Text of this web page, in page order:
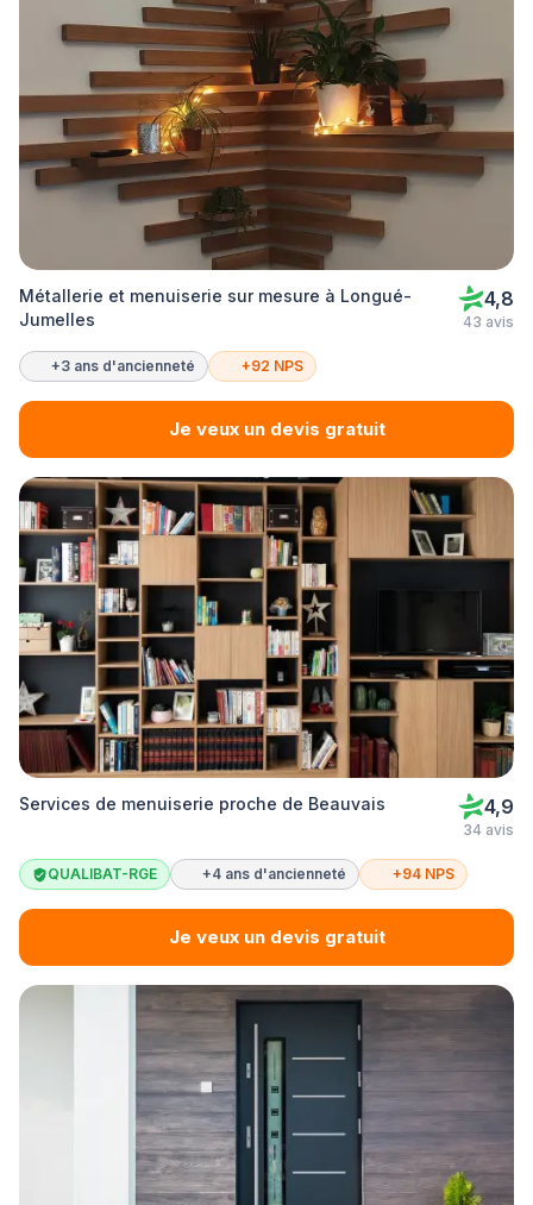
Métallerie et menuiserie sur mesure à Longué-
Jumelles
4,8
43 avis
+3 ans d'ancienneté +92 NPS
Je veux un devis gratuit
Services de menuiserie proche de Beauvais 4,9
34 avis
QUALIBAT-RGE +4 ans d'ancienneté +94 NPS
Je veux un devis gratuit